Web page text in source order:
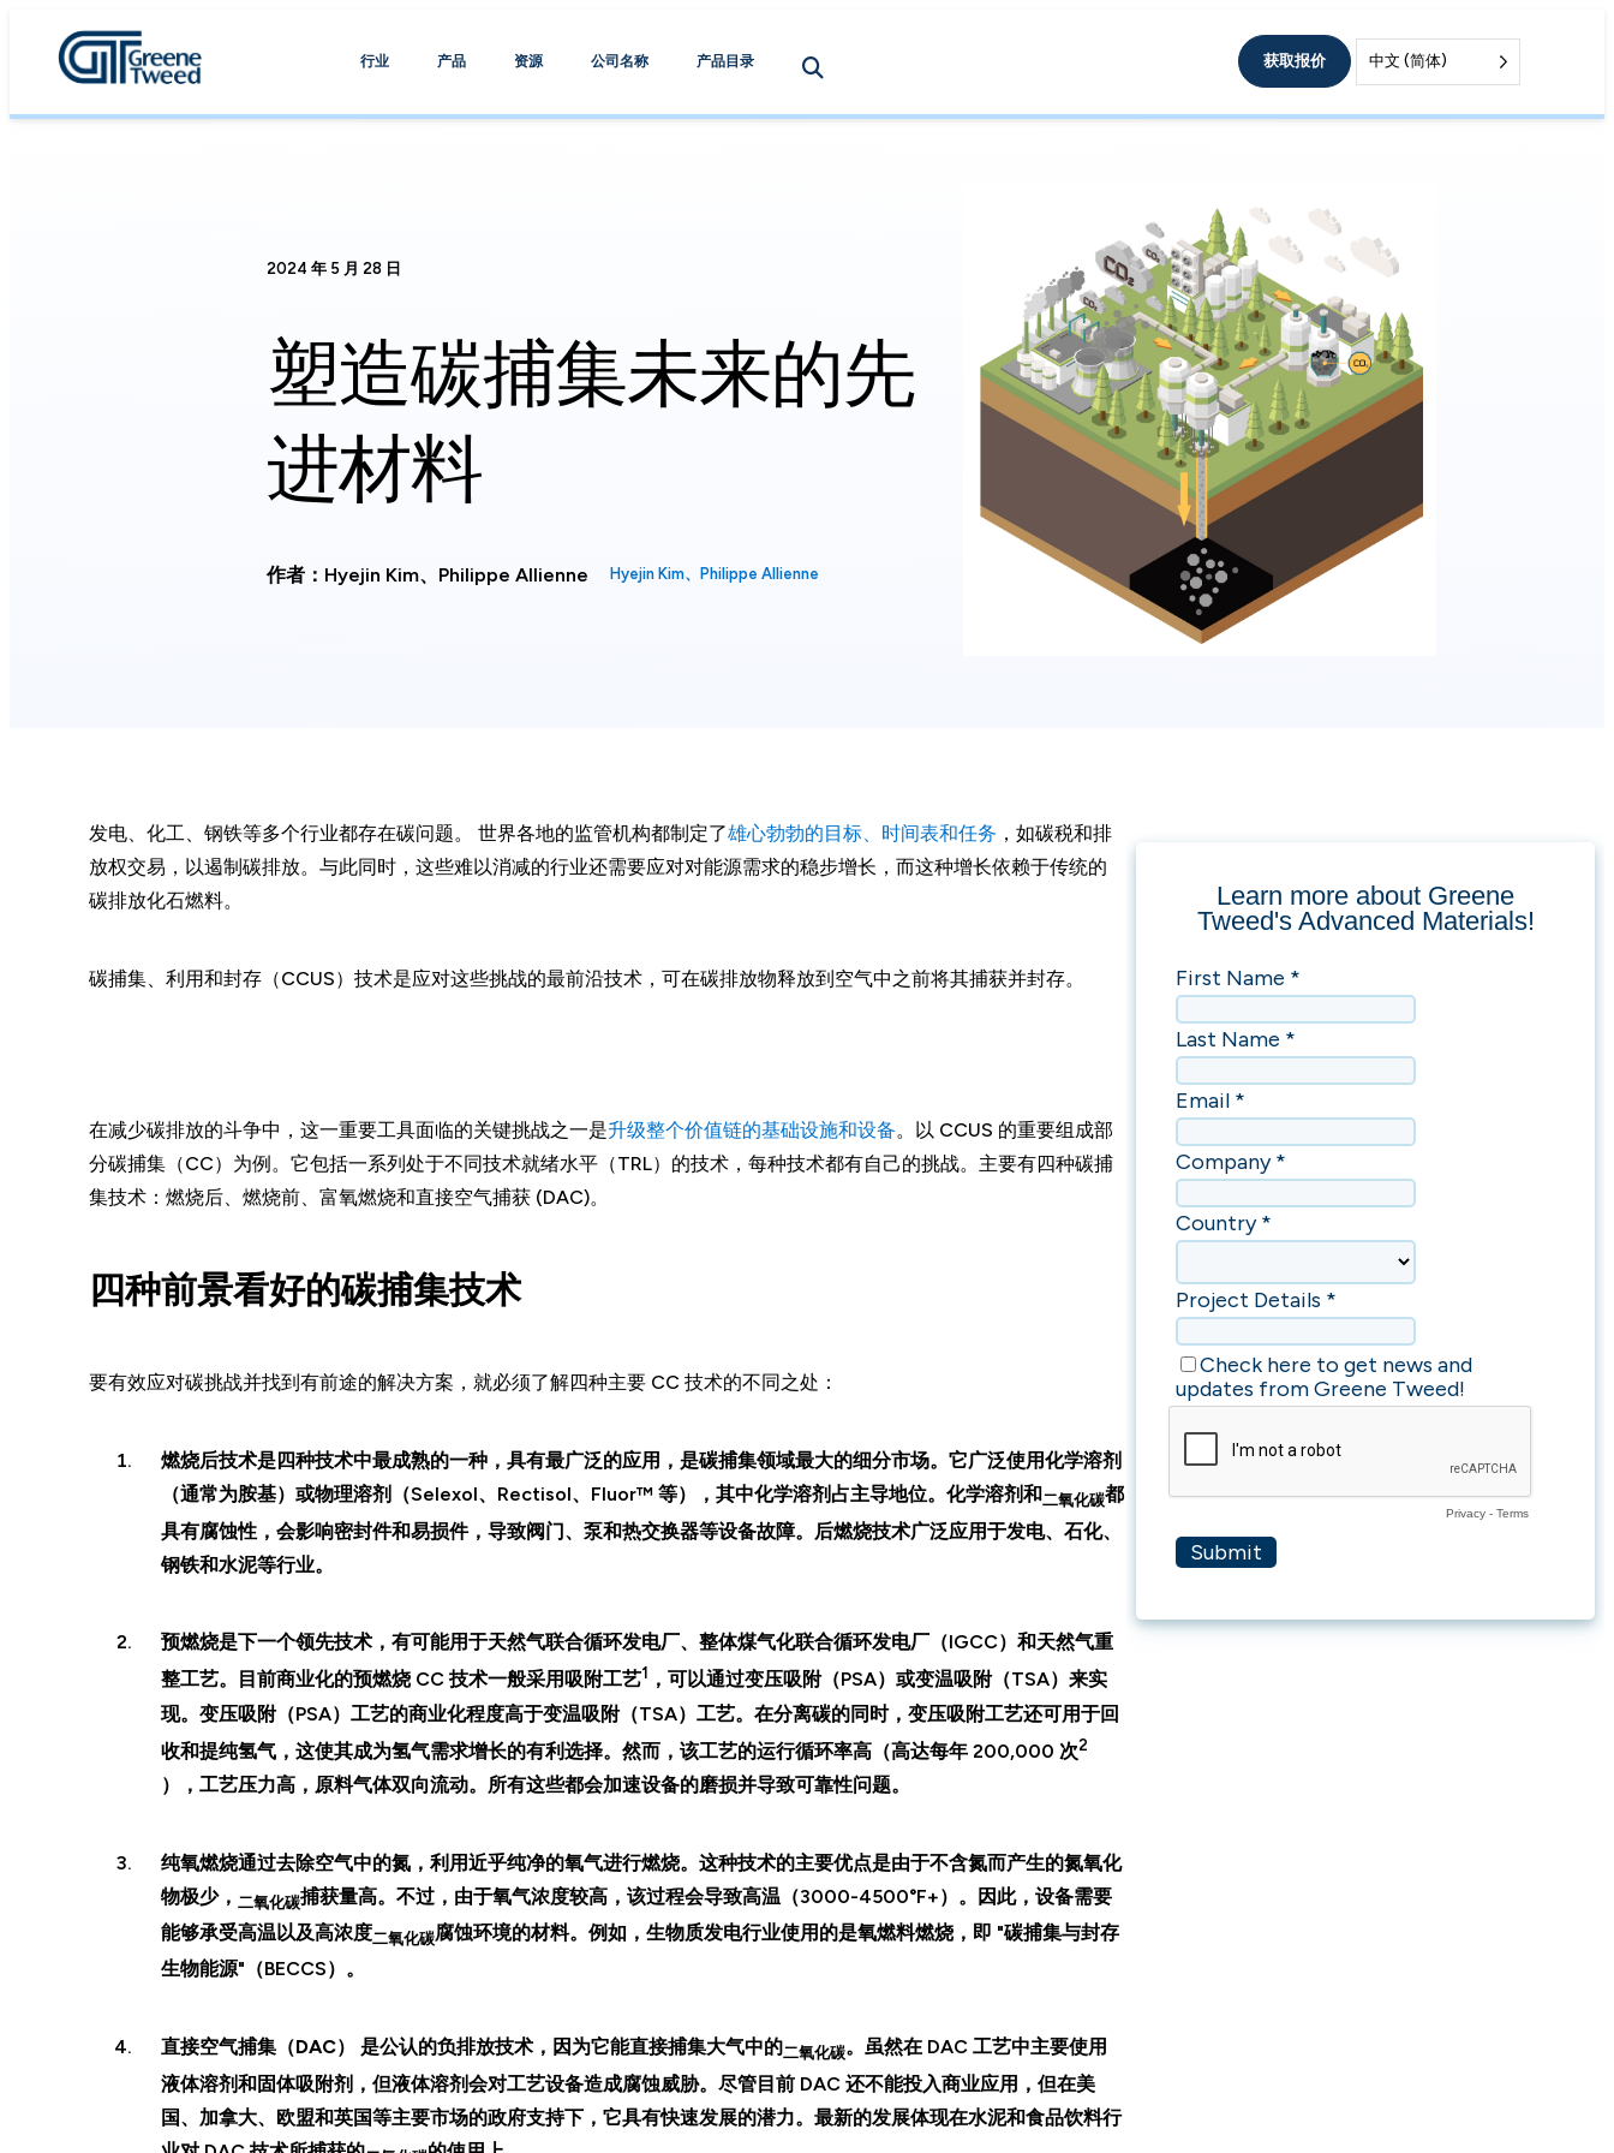
行业 产品 资源 公司名称 产品目录 获取报价 中文 (简体)
2024 年 5 月 28 日
塑造碳捕集未来的先
进材料
作者：Hyejin Kim、Philippe Allienne Hyejin Kim、Philippe Allienne
发电、化工、钢铁等多个行业都存在碳问题。 世界各地的监管机构都制定了雄心勃勃的目标、时间表和任务 ，如碳税和排
放权交易，以遏制碳排放。与此同时，这些难以消减的行业还需要应对对能源需求的稳步增长，而这种增长依赖于传统的
碳排放化石燃料。
碳捕集、利用和封存（CCUS）技术是应对这些挑战的最前沿技术，可在碳排放物释放到空气中之前将其捕获并封存。
在减少碳排放的斗争中，这一重要工具面临的关键挑战之一是升级整个价值链的基础设施和设备。以 CCUS 的重要组成部
分碳捕集（CC）为例。它包括一系列处于不同技术就绪水平（TRL）的技术，每种技术都有自己的挑战。主要有四种碳捕
集技术：燃烧后、燃烧前、富氧燃烧和直接空气捕获 (DAC)。
四种前景看好的碳捕集技术
要有效应对碳挑战并找到有前途的解决方案，就必须了解四种主要 CC 技术的不同之处：
燃烧后技术是四种技术中最成熟的一种，具有最广泛的应用，是碳捕集领域最大的细分市场。它广泛使用化学溶剂
（通常为胺基）或物理溶剂（Selexol、Rectisol、Fluor™ 等），其中化学溶剂占主导地位。化学溶剂和二氧化碳都
具有腐蚀性，会影响密封件和易损件，导致阀门、泵和热交换器等设备故障。后燃烧技术广泛应用于发电、石化、
钢铁和水泥等行业。
预燃烧是下一个领先技术，有可能用于天然气联合循环发电厂、整体煤气化联合循环发电厂（IGCC）和天然气重
整工艺。目前商业化的预燃烧 CC 技术一般采用吸附工艺1 ，可以通过变压吸附（PSA）或变温吸附（TSA）来实
现。变压吸附（PSA）工艺的商业化程度高于变温吸附（TSA）工艺。在分离碳的同时，变压吸附工艺还可用于回
收和提纯氢气，这使其成为氢气需求增长的有利选择。然而，该工艺的运行循环率高（高达每年 200,000 次2
），工艺压力高，原料气体双向流动。所有这些都会加速设备的磨损并导致可靠性问题。
纯氧燃烧通过去除空气中的氮，利用近乎纯净的氧气进行燃烧。这种技术的主要优点是由于不含氮而产生的氮氧化
物极少， 二氧化碳捕获量高。不过，由于氧气浓度较高，该过程会导致高温（3000-4500°F+）。因此，设备需要
能够承受高温以及高浓度二氧化碳腐蚀环境的材料。例如，生物质发电行业使用的是氧燃料燃烧，即 "碳捕集与封存
生物能源"（BECCS）。
直接空气捕集（DAC）是公认的负排放技术，因为它能直接捕集大气中的二氧化碳。虽然在 DAC 工艺中主要使用
液体溶剂和固体吸附剂，但液体溶剂会对工艺设备造成腐蚀威胁。尽管目前 DAC 还不能投入商业应用，但在美
国、加拿大、欧盟和英国等主要市场的政府支持下，它具有快速发展的潜力。最新的发展体现在水泥和食品饮料行